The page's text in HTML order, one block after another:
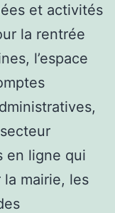
et activités
la rentrée
l’espace
en ligne qui
mairie, les